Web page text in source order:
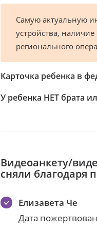
Самую актуальную
устройства,
регионального
Карточка ребенка в
У ребенка НЕТ брата
Видеоанкету/
сняли благодаря
Елизавета Че
Дата